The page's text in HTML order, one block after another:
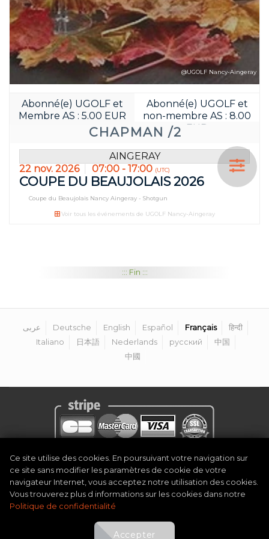
CHAPMAN /2
Abonné(e) UGOLF et
Membre AS : 5.00 EUR
Abonné(e) UGOLF et
non-membre AS : 8.00
EUR
@UGOLF Nancy-Aingeray
AINGERAY
22 nov. 2026
07:00 - 17:00 (UTC)
COUPE DU BEAUJOLAIS 2026
Coupe du Beaujolais Nancy Aingeray - Shotgun
Voir tous les événements de UGOLF Nancy-Aingeray
::: Fin :::
عربى Deutsche English Español Français
हिन्दी
Italiano
日本語 Nederlands русский
中国
中國
Ce site utilise des cookies. En poursuivant votre navigation sur
ce site sans modifier les paramètres de cookie de votre
navigateur Internet, vous acceptez notre utilisation des cookies.
Vous trouverez plus d informations sur les cookies dans notre
Politique de confidentialité
Accepter
Mentions légales Termes et conditions
Devenir organisateur | Contact
2026 Golf Competitions @DigitalEventSystem